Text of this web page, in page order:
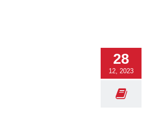
28
12, 2023